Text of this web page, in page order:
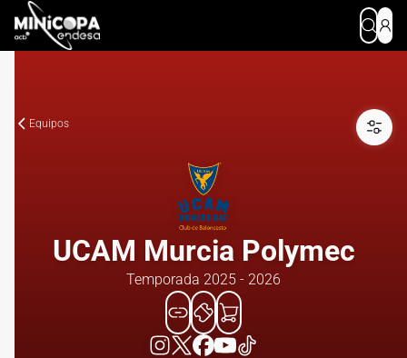
Equipos
UCAM Murcia Polymec
Temporada 2025 - 2026